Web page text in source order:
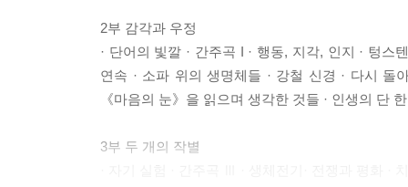
2부 감각과 우정
· 단어의 빛깔 · 간주곡 I · 행동, 지각, 인지 · 텅
연속 · 소파 위의 생명체들 · 강철 신경 · 다시 돌
《마음의 눈》을 읽으며 생각한 것들 · 인생의 단
3부 두 개의 작별